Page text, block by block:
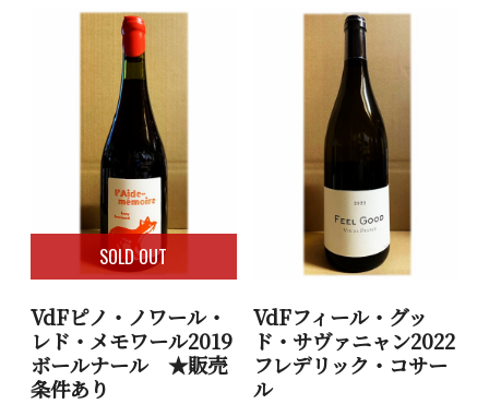
SOLD OUT
VdFピノ・ノワール・
レド・メモワール2019
ボールナール ★販売
条件あり
VdFフィール・グッ
ド・サヴァニャン2022
フレデリック・コサー
ル